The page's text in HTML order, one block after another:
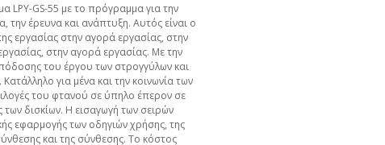
LPY-GS-55 με το πρόγραμμα για την
την έρευνα και ανάπτυξη. Αυτός είναι ο
εργασίας στην αγορά εργασίας, στην
στην αγορά εργασίας. Με την
του έργου των στρογγύλων και
για μένα και την κοινωνία των
του φτανού σε ύπηλο έπερον σε
δισκίων. Η εισαγωγή των σειρών
εφαρμογής των οδηγιών χρήσης, της
και της σύνθεσης. Το κόστος